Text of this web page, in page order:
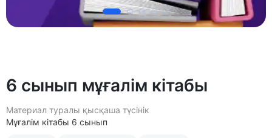
6 сынып мұғалім кітабы
Материал туралы қысқаша түсінік
Мұғалім кітабы 6 сынып